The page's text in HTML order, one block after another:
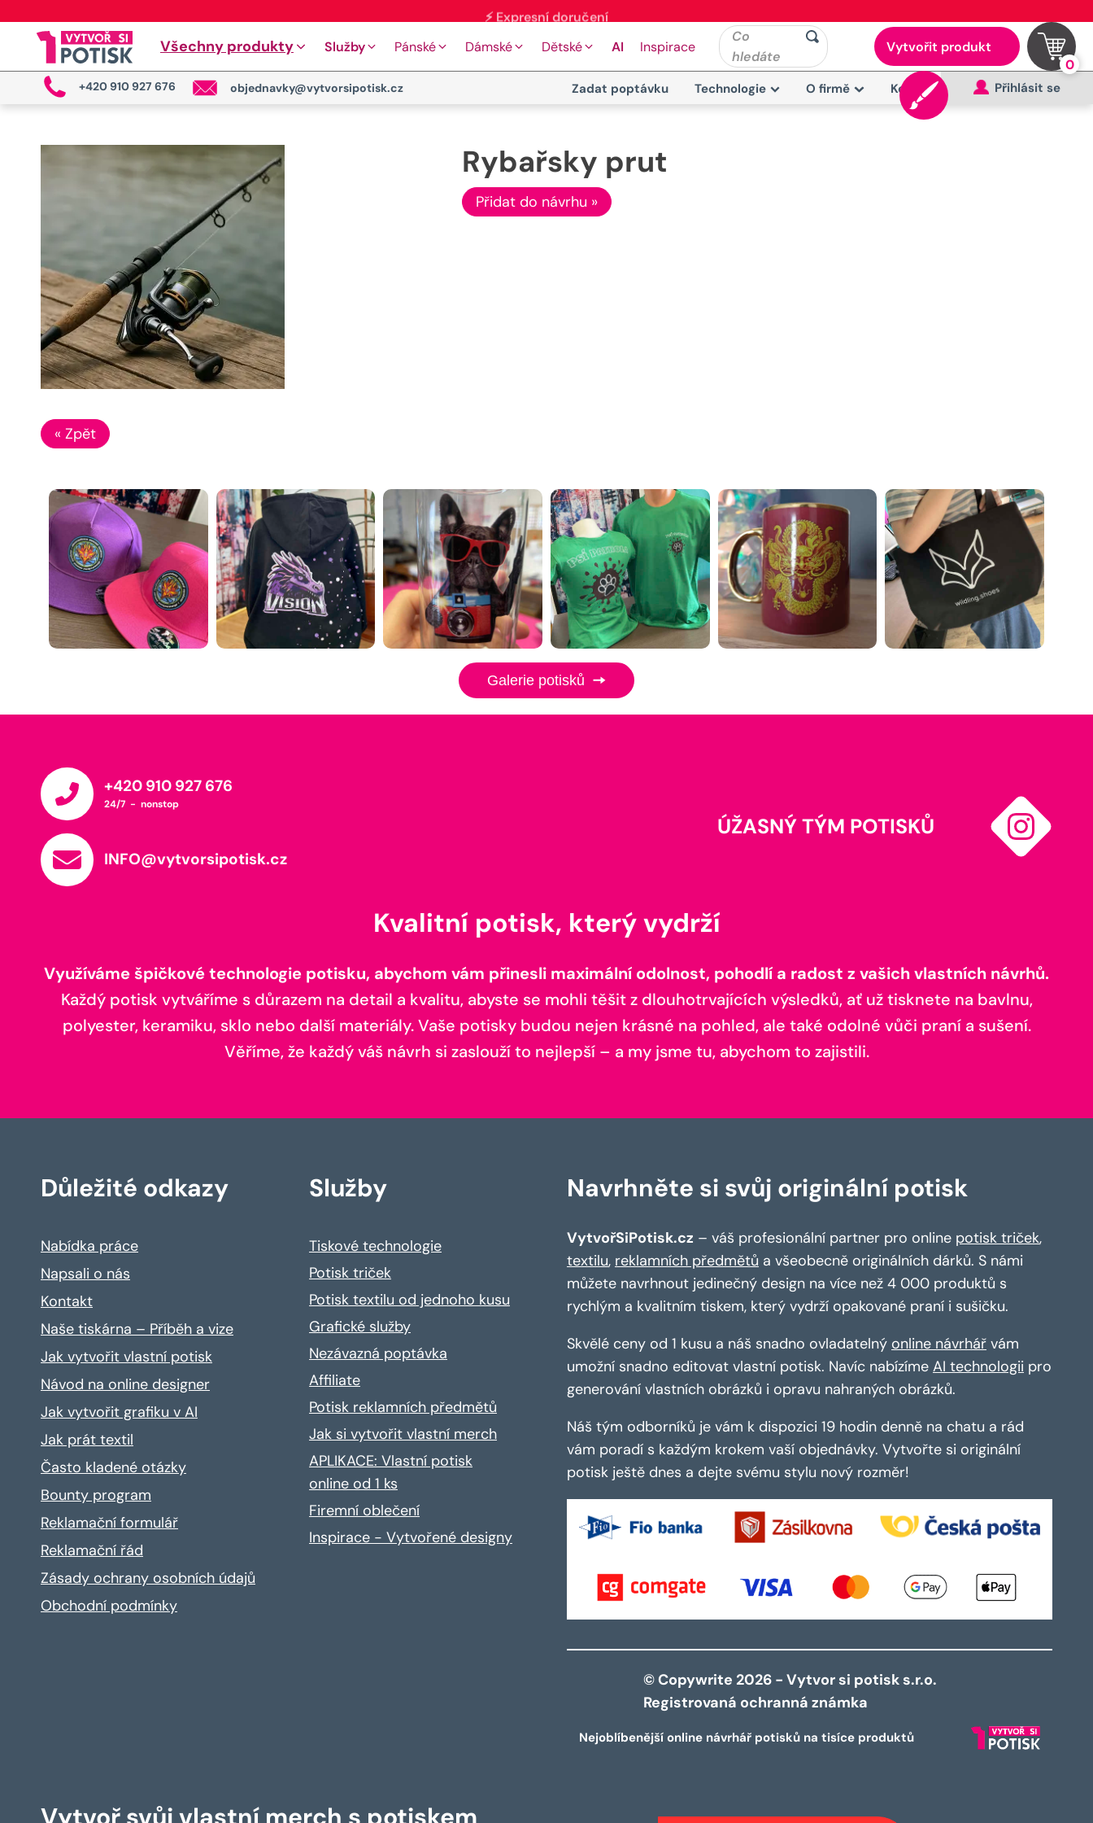
Všechny produkty Služby Pánské Dámské Dětské AI Inspirace
Co
hledáte
Vytvořit produkt
0
+420 910 927 676 objednavky@vytvorsipotisk.cz Zadat poptávku Technologie O firmě Kontakt Přihlásit se
Rybařsky prut
Přidat do návrhu »
« Zpět
Galerie potisků
+420 910 927 676
24/7 - nonstop
INFO@vytvorsipotisk.cz
ÚŽASNÝ TÝM POTISKŮ
Kvalitní potisk, který vydrží
Využíváme špičkové technologie potisku, abychom vám přinesli maximální odolnost, pohodlí a radost z vašich vlastních návrhů.
Každý potisk vytváříme s důrazem na detail a kvalitu, abyste se mohli těšit z dlouhotrvajících výsledků, ať už tisknete na bavlnu,
polyester, keramiku, sklo nebo další materiály. Vaše potisky budou nejen krásné na pohled, ale také odolné vůči praní a sušení.
Věříme, že každý váš návrh si zaslouží to nejlepší – a my jsme tu, abychom to zajistili.
Důležité odkazy
Nabídka práce
Napsali o nás
Kontakt
Naše tiskárna – Příběh a vize
Jak vytvořit vlastní potisk
Návod na online designer
Jak vytvořit grafiku v AI
Jak prát textil
Často kladené otázky
Bounty program
Reklamační formulář
Reklamační řád
Zásady ochrany osobních údajů
Obchodní podmínky
Služby
Tiskové technologie
Potisk triček
Potisk textilu od jednoho kusu
Grafické služby
Nezávazná poptávka
Affiliate
Potisk reklamních předmětů
Jak si vytvořit vlastní merch
APLIKACE: Vlastní potisk
online od 1 ks
Firemní oblečení
Inspirace - Vytvořené designy
Navrhněte si svůj originální potisk
VytvořSiPotisk.cz – váš profesionální partner pro online potisk triček,
textilu, reklamních předmětů a všeobecně originálních dárků. S námi
můžete navrhnout jedinečný design na více než 4 000 produktů s
rychlým a kvalitním tiskem, který vydrží opakované praní i sušičku.
Skvělé ceny od 1 kusu a náš snadno ovladatelný online návrhář vám
umožní snadno editovat vlastní potisk. Navíc nabízíme AI technologii pro
generování vlastních obrázků i opravu nahraných obrázků.
Náš tým odborníků je vám k dispozici 19 hodin denně na chatu a rád
vám poradí s každým krokem vaší objednávky. Vytvořte si originální
potisk ještě dnes a dejte svému stylu nový rozměr!
© Copywrite 2026 - Vytvor si potisk s.r.o.
Registrovaná ochranná známka
Nejoblíbenější online návrhář potisků na tisíce produktů